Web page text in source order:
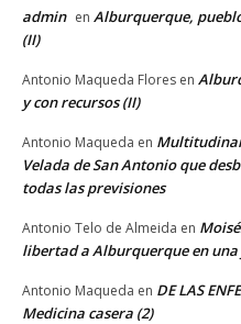
admin en Alburquerque,
(II)
Antonio Maqueda Flores en
y con recursos (II)
Antonio Maqueda en
Velada de San Antonio que
todas las previsiones
Antonio Telo de Almeida en
libertad a Alburquerque en
Antonio Maqueda en DE LAS
Medicina casera (2)